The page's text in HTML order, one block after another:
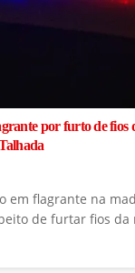
por furto de fios
em flagrante na
de furtar fios da